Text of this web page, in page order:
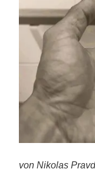
von Nikolas